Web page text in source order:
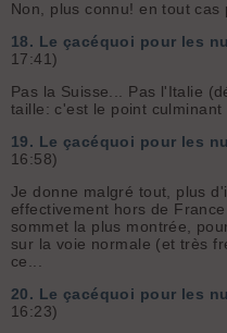
Non, plus connu! en tout cas
18. Le çacéquoi pour les
17:41)
Pas la Suisse... Pas l'Italie
taille: c'est le point
19. Le çacéquoi pour les
16:58)
Je donne malgré tout, plus
effectivement hors de
sommet la plus montrée,
sur la voie normale (et très
ce...
20. Le çacéquoi pour les
16:23)